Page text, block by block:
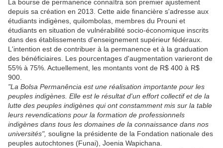
La bourse de permanence connaîtra son premier ajustement
depuis sa création en 2013. Cette aide financière s'adresse aux
étudiants indigènes, quilombolas, membres du Prouni et
étudiants en situation de vulnérabilité socio-économique inscrits
dans des établissements d'enseignement supérieur fédéraux.
L'intention est de contribuer à la permanence et à la graduation
des bénéficiaires. Les pourcentages d'augmentation varieront de
55% à 75%. Actuellement, les montants vont de R$ 400 à R$
900.
"La Bolsa Permanência est une réalisation importante pour les
peuples indigènes. Elle est le résultat d'un effort collectif et de la
lutte des peuples indigènes qui ont constamment mis sur la table
leurs revendications pour la formation de professionnels
indigènes dans tous les domaines de la connaissance dans nos
universités", souligne la présidente de la Fondation nationale des
peuples autochtones (Funai), Joenia Wapichana.